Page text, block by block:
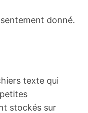
donné.
texte qui
stockés sur